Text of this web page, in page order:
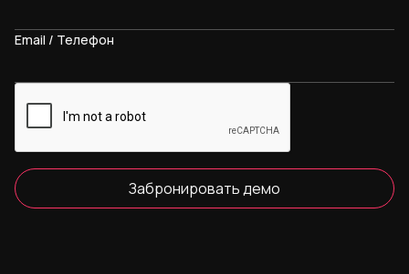
Email / Телефон
Забронировать демо